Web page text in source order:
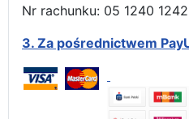
Nr rachunku: 05 1240
3. Za pośrednictwem